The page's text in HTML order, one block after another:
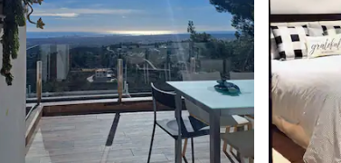
შეფასებაა 5‑დან 5, 7 მიმოხილვა